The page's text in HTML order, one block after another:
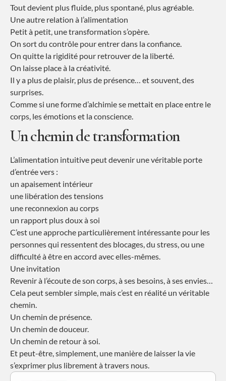
Tout devient plus fluide, plus spontané, plus agréable.
Une autre relation à l’alimentation
Petit à petit, une transformation s’opère.
On sort du contrôle pour entrer dans la confiance.
On quitte la rigidité pour retrouver de la liberté.
On laisse place à la créativité.
Il y a plus de plaisir, plus de présence… et souvent, des
surprises.
Comme si une forme d’alchimie se mettait en place entre le
corps, les émotions et la conscience.
Un chemin de transformation
L’alimentation intuitive peut devenir une véritable porte
d’entrée vers :
un apaisement intérieur
une libération des tensions
une reconnexion au corps
un rapport plus doux à soi
C’est une approche particulièrement intéressante pour les
personnes qui ressentent des blocages, du stress, ou une
difficulté à être en accord avec elles-mêmes.
Une invitation
Revenir à l’écoute de son corps, à ses besoins, à ses envies…
Cela peut sembler simple, mais c’est en réalité un véritable
chemin.
Un chemin de présence.
Un chemin de douceur.
Un chemin de retour à soi.
Et peut-être, simplement, une manière de laisser la vie
s’exprimer plus librement à travers nous.